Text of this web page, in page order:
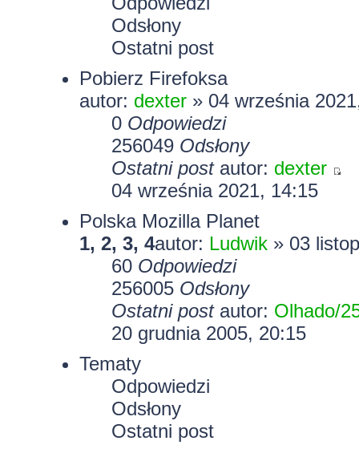
Odsłony
Ostatni post
Pobierz Firefoksa
autor: dexter» 04 września
0 Odpowiedzi
256049 Odsłony
Ostatni post autor: dexter
04 września 2021, 14:15
Polska Mozilla Planet
1, 2, 3, 4autor: Ludwik» 03
60 Odpowiedzi
256005 Odsłony
Ostatni post autor: Olhado/
20 grudnia 2005, 20:15
Tematy
Odpowiedzi
Odsłony
Ostatni post